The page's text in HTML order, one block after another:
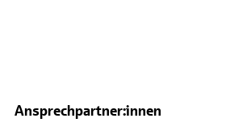
Ansprechpartner:innen